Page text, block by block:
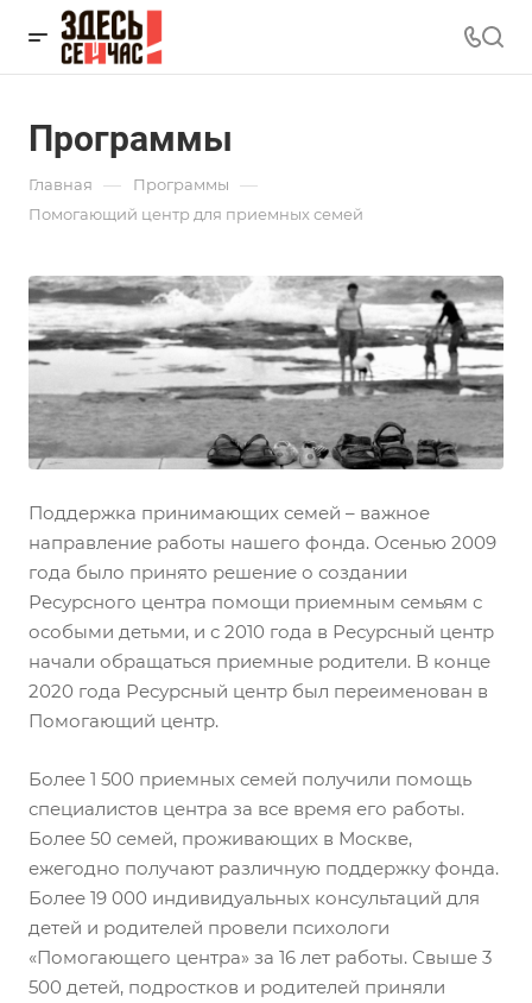
Программы
Главная — Программы —
Помогающий центр для приемных семей
Поддержка принимающих семей – важное
направление работы нашего фонда. Осенью 2009
года было принято решение о создании
Ресурсного центра помощи приемным семьям с
особыми детьми, и с 2010 года в Ресурсный центр
начали обращаться приемные родители. В конце
2020 года Ресурсный центр был переименован в
Помогающий центр.
Более 1 500 приемных семей получили помощь
специалистов центра за все время его работы.
Более 50 семей, проживающих в Москве,
ежегодно получают различную поддержку фонда.
Более 19 000 индивидуальных консультаций для
детей и родителей провели психологи
«Помогающего центра» за 16 лет работы. Свыше 3
500 детей, подростков и родителей приняли